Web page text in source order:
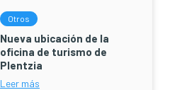
Otros
Nueva ubicación de la
oficina de turismo de
Plentzia
Leer más